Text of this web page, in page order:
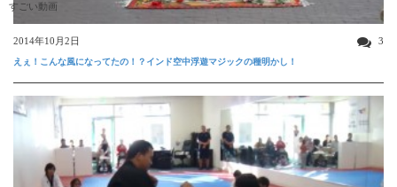
すごい動画
2014年10月2日 3
えぇ！こんな風になってたの！？インド空中浮遊マジックの種明かし！